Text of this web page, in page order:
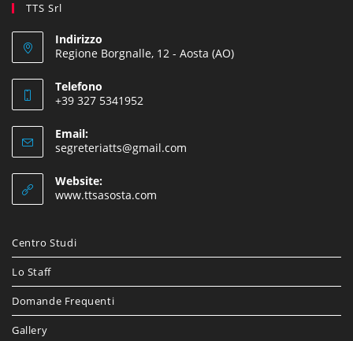
TTS Srl
Indirizzo
Regione Borgnalle, 12 - Aosta (AO)
Telefono
+39 327 5341952
Email:
segreteriatts@gmail.com
Website:
www.ttsasosta.com
Centro Studi
Lo Staff
Domande Frequenti
Gallery